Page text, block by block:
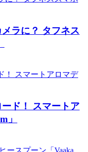
ラに？ タフネス
ド！ スマートア
」